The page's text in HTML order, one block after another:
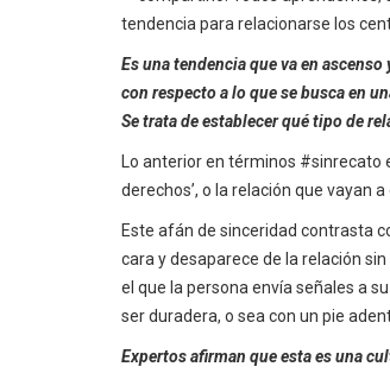
tendencia para relacionarse los
Es una tendencia que va en
con respecto a lo que se busca en
Se trata de establecer qué tipo de
Lo anterior en términos #sinrecato
derechos’, o la relación que vayan
Este afán de sinceridad contrasta
cara y desaparece de la relación
el que la persona envía señales a
ser duradera, o sea con un pie
Expertos afirman que esta es una